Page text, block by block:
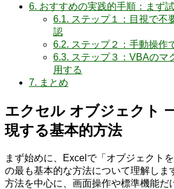
6. おすすめの実践的手順：まず
6.1. ステップ１：目視で不
認
6.2. ステップ２：手動操作
6.3. ステップ３：VBAのマ
用する
7. まとめ
エクセル オブジェクト
現する基本的方法
まず始めに、Excelで「オブジェクト
の最も基本的な方法について理解しま
方法を中心に、画面操作や標準機能だ